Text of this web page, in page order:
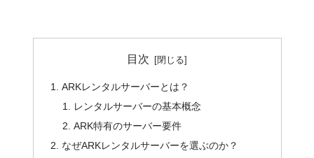
目次
ARKレンタルサーバーとは？
レンタルサーバーの基本概念
ARK特有のサーバー要件
なぜARKレンタルサーバーを選ぶのか？